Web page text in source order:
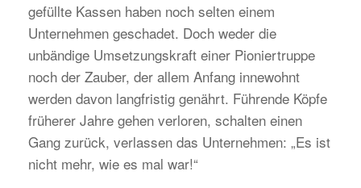
gefüllte Kassen haben noch selten einem
Unternehmen geschadet. Doch weder die
unbändige Umsetzungskraft einer Pioniertruppe
noch der Zauber, der allem Anfang innewohnt
werden davon langfristig genährt. Führende Köpfe
früherer Jahre gehen verloren, schalten einen
Gang zurück, verlassen das Unternehmen: „Es ist
nicht mehr, wie es mal war!“